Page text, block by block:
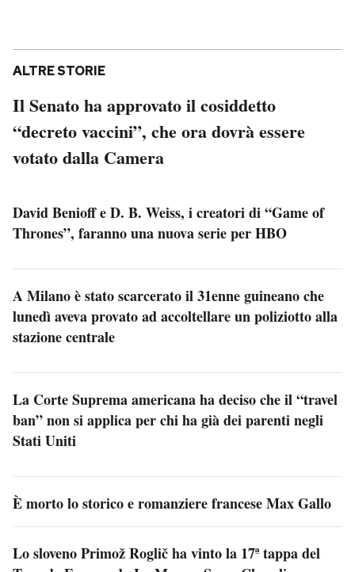
ALTRE STORIE
Il Senato ha approvato il cosiddetto
“decreto vaccini”, che ora dovrà essere
votato dalla Camera
David Benioff e D. B. Weiss, i creatori di “Game of
Thrones”, faranno una nuova serie per HBO
A Milano è stato scarcerato il 31enne guineano che
lunedì aveva provato ad accoltellare un poliziotto alla
stazione centrale
La Corte Suprema americana ha deciso che il “travel
ban” non si applica per chi ha già dei parenti negli
Stati Uniti
È morto lo storico e romanziere francese Max Gallo
Lo sloveno Primož Roglič ha vinto la 17ª tappa del